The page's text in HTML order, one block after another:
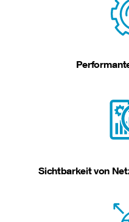
Sichtbarkeit von